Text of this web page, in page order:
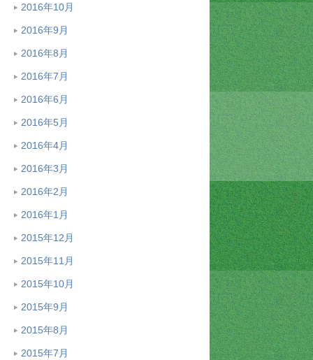
2016年10月
2016年9月
2016年8月
2016年7月
2016年6月
2016年5月
2016年4月
2016年3月
2016年2月
2016年1月
2015年12月
2015年11月
2015年10月
2015年9月
2015年8月
2015年7月